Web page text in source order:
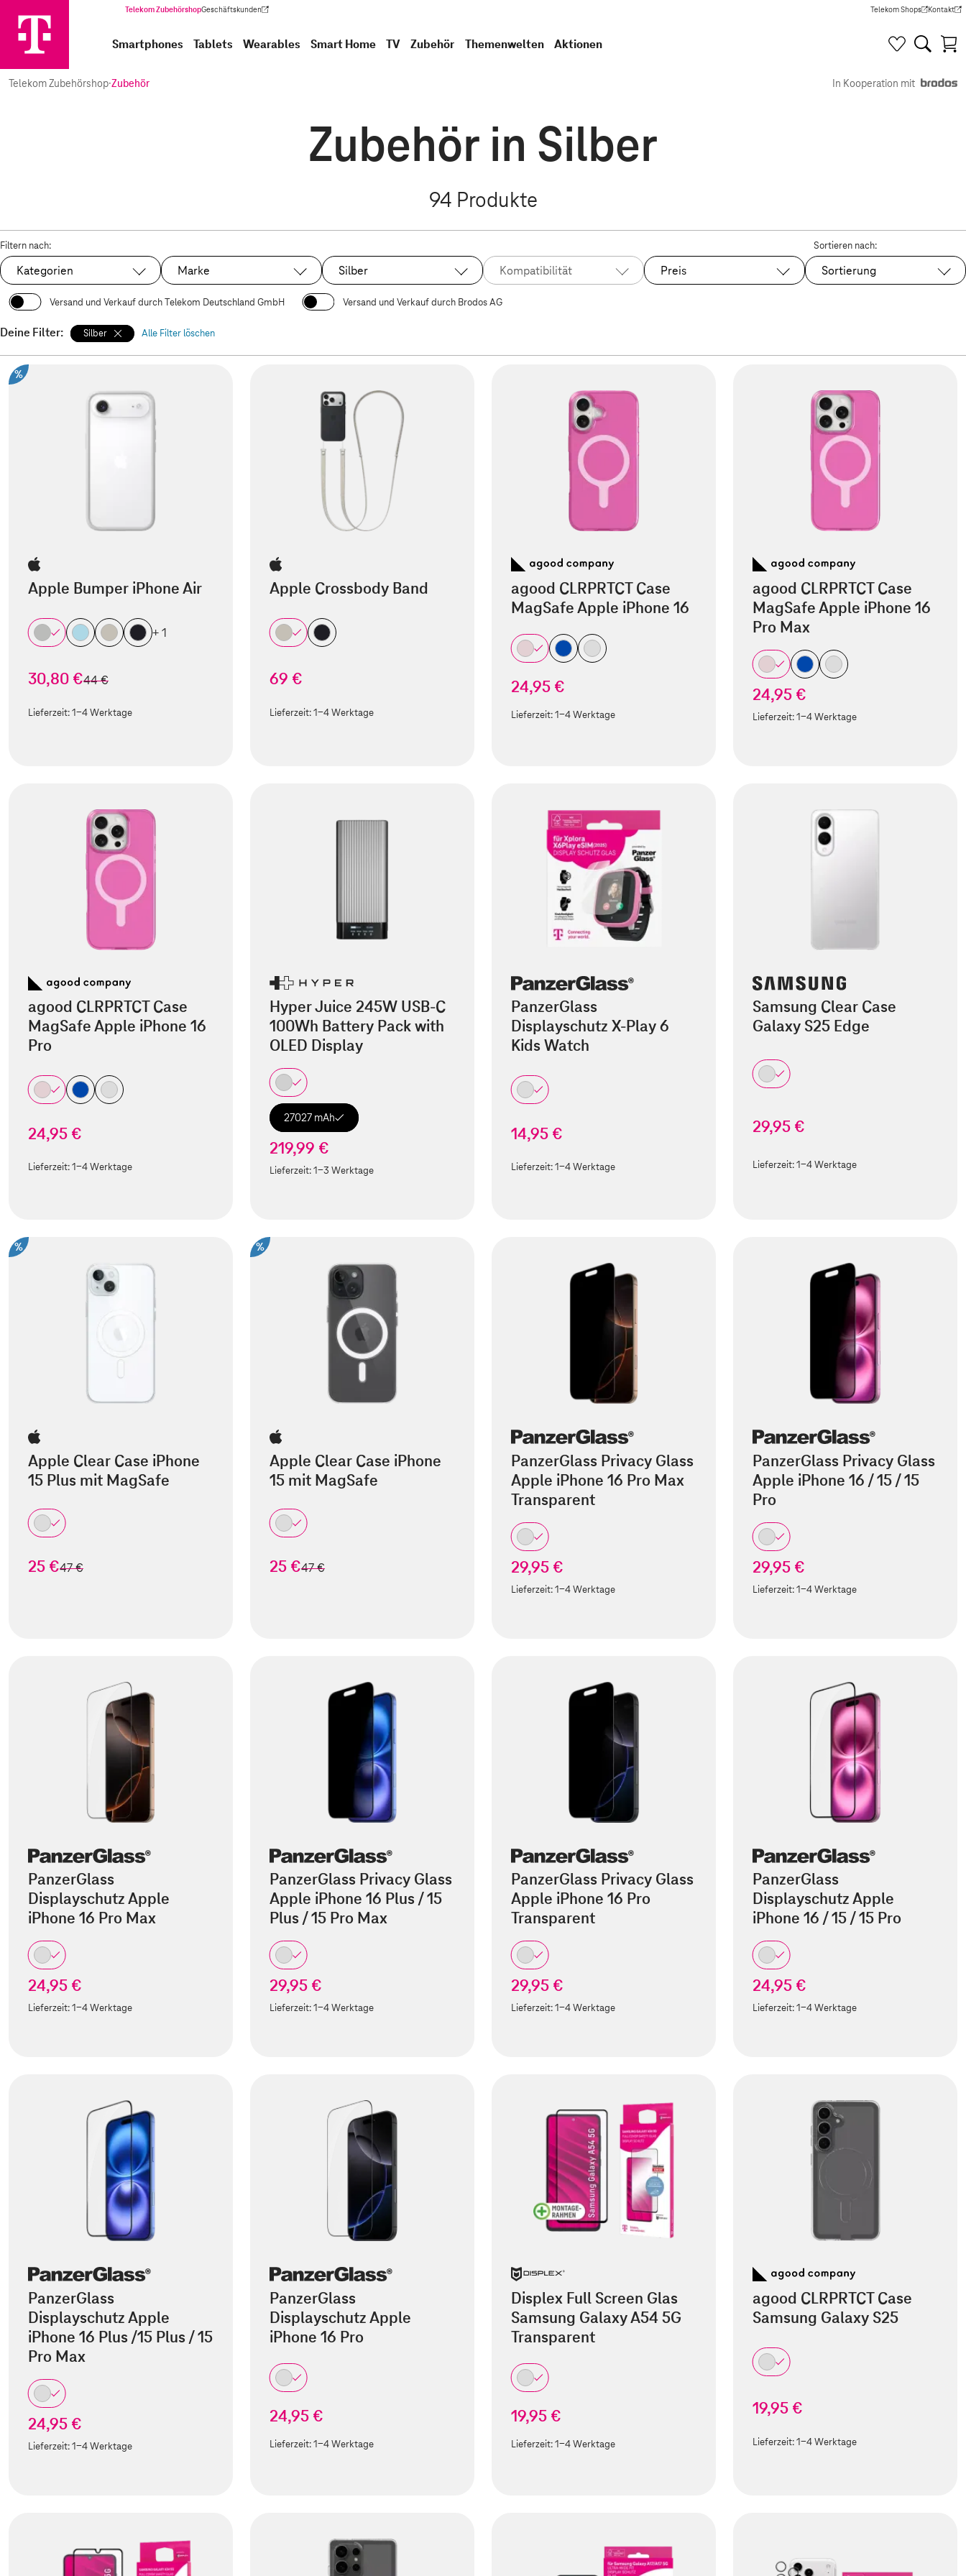
Telekom ZubehörshopGeschäftskunden
(Wird in einem neuen Tab geöffnet) Telekom Shops
(Wird in einem neuen Tab
Kontakt
(Wird in
Smartphones Tablets Wearables Smart Home TV Zubehör Themenwelten Aktionen
Telekom Zubehörshop·Zubehör In Kooperation mit
Zubehör in Silber
94 Produkte
Filtern nach:
Kategorien Marke Ausgewählt:
Silber Kompatibilität Preis
Sortieren nach:
Sortierung
Versand und Verkauf durch Telekom Deutschland GmbH Versand und Verkauf durch Brodos AG
Deine Filter: Silber Alle Filter löschen
%
Apple Bumper iPhone Air
+ 1
30,80 €statt
44 €
Lieferzeit:1-4 Werktage
Apple Crossbody Band
69 €
Lieferzeit:1-4 Werktage
agood CLRPRTCT Case
MagSafe Apple iPhone 16
24,95 €
Lieferzeit:1-4 Werktage
agood CLRPRTCT Case
MagSafe Apple iPhone 16
Pro Max
24,95 €
Lieferzeit:1-4 Werktage
agood CLRPRTCT Case
MagSafe Apple iPhone 16
Pro
24,95 €
Lieferzeit:1-4 Werktage
Hyper Juice 245W USB-C
100Wh Battery Pack with
OLED Display
27027 mAh
219,99 €
Lieferzeit:1-3 Werktage
PanzerGlass
Displayschutz X-Play 6
Kids Watch
14,95 €
Lieferzeit:1-4 Werktage
Samsung Clear Case
Galaxy S25 Edge
29,95 €
Lieferzeit:1-4 Werktage
%
Apple Clear Case iPhone
15 Plus mit MagSafe
25 €statt
47 €
%
Apple Clear Case iPhone
15 mit MagSafe
25 €statt
47 €
PanzerGlass Privacy Glass
Apple iPhone 16 Pro Max
Transparent
29,95 €
Lieferzeit:1-4 Werktage
PanzerGlass Privacy Glass
Apple iPhone 16 / 15 / 15
Pro
29,95 €
Lieferzeit:1-4 Werktage
PanzerGlass
Displayschutz Apple
iPhone 16 Pro Max
24,95 €
Lieferzeit:1-4 Werktage
PanzerGlass Privacy Glass
Apple iPhone 16 Plus / 15
Plus / 15 Pro Max
29,95 €
Lieferzeit:1-4 Werktage
PanzerGlass Privacy Glass
Apple iPhone 16 Pro
Transparent
29,95 €
Lieferzeit:1-4 Werktage
PanzerGlass
Displayschutz Apple
iPhone 16 / 15 / 15 Pro
24,95 €
Lieferzeit:1-4 Werktage
PanzerGlass
Displayschutz Apple
iPhone 16 Plus /15 Plus / 15
Pro Max
24,95 €
Lieferzeit:1-4 Werktage
PanzerGlass
Displayschutz Apple
iPhone 16 Pro
24,95 €
Lieferzeit:1-4 Werktage
Displex Full Screen Glas
Samsung Galaxy A54 5G
Transparent
19,95 €
Lieferzeit:1-4 Werktage
agood CLRPRTCT Case
Samsung Galaxy S25
19,95 €
Lieferzeit:1-4 Werktage